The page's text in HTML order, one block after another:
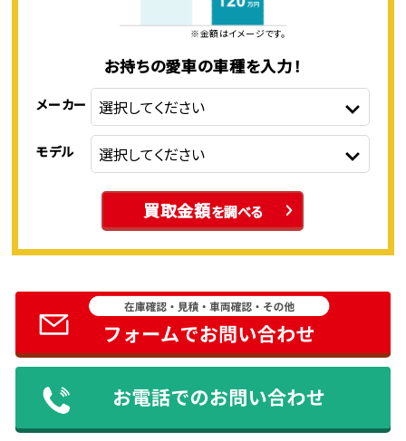
※金額はイメージです。
お持ちの愛車の車種を入力！
メーカー
モデル
買取金額を調べる